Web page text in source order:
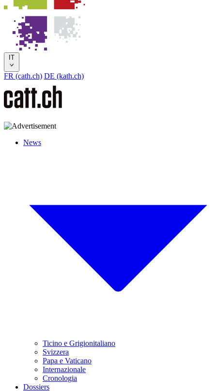
IT
FR (cath.ch) DE (kath.ch)
News
Ticino e Grigionitaliano
Svizzera
Papa e Vaticano
Internazionale
Cronologia
Dossiers